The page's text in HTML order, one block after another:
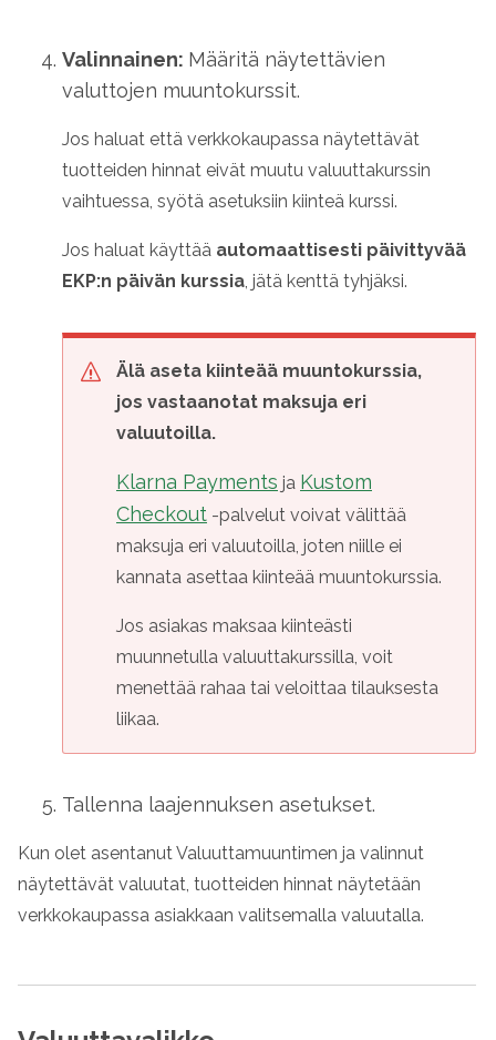
Valinnainen: Määritä näytettävien
valuttojen muuntokurssit.
Jos haluat että verkkokaupassa näytettävät
tuotteiden hinnat eivät muutu valuuttakurssin
vaihtuessa, syötä asetuksiin kiinteä kurssi.
Jos haluat käyttää automaattisesti päivittyvää
EKP:n päivän kurssia , jätä kenttä tyhjäksi.
Älä aseta kiinteää muuntokurssia,
jos vastaanotat maksuja eri
valuutoilla.
Klarna Payments ja Kustom
Checkout -palvelut voivat välittää
maksuja eri valuutoilla, joten niille ei
kannata asettaa kiinteää muuntokurssia.
Jos asiakas maksaa kiinteästi
muunnetulla valuuttakurssilla, voit
menettää rahaa tai veloittaa tilauksesta
liikaa.
Tallenna laajennuksen asetukset.
Kun olet asentanut Valuuttamuuntimen ja valinnut
näytettävät valuutat, tuotteiden hinnat näytetään
verkkokaupassa asiakkaan valitsemalla valuutalla.